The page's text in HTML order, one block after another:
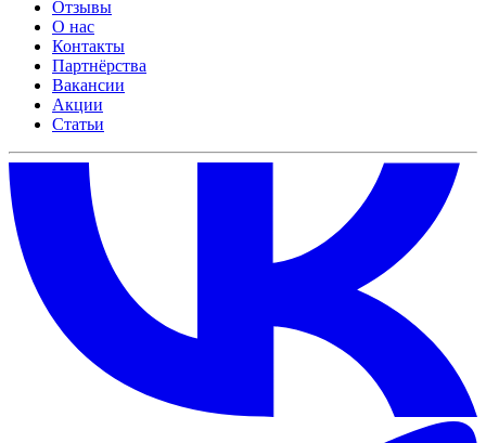
Отзывы
О нас
Контакты
Партнёрства
Вакансии
Акции
Статьи